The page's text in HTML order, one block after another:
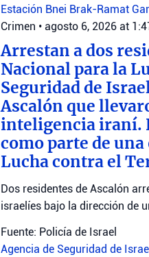
Estación Bnei Brak-Ramat
Crimen • agosto 6, 2026 at
Arrestan a dos
Nacional para la
Seguridad de
Ascalón que
inteligencia iraní.
como parte de
Lucha contra el
Dos residentes de Ascalón
israelíes bajo la dirección de
Fuente: Policía de Israel
Agencia de Seguridad de